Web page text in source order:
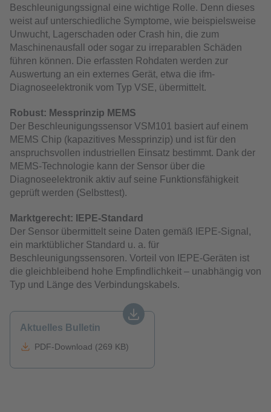
Beschleunigungssignal eine wichtige Rolle. Denn dieses
weist auf unterschiedliche Symptome, wie beispielsweise
Unwucht, Lagerschaden oder Crash hin, die zum
Maschinenausfall oder sogar zu irreparablen Schäden
führen können. Die erfassten Rohdaten werden zur
Auswertung an ein externes Gerät, etwa die ifm-
Diagnoseelektronik vom Typ VSE, übermittelt.
Robust: Messprinzip MEMS
Der Beschleunigungssensor VSM101 basiert auf einem
MEMS Chip (kapazitives Messprinzip) und ist für den
anspruchsvollen industriellen Einsatz bestimmt. Dank der
MEMS-Technologie kann der Sensor über die
Diagnoseelektronik aktiv auf seine Funktionsfähigkeit
geprüft werden (Selbsttest).
Marktgerecht: IEPE-Standard
Der Sensor übermittelt seine Daten gemäß IEPE-Signal,
ein marktüblicher Standard u. a. für
Beschleunigungssensoren. Vorteil von IEPE-Geräten ist
die gleichbleibend hohe Empfindlichkeit – unabhängig von
Typ und Länge des Verbindungskabels.
Aktuelles Bulletin
PDF-Download (269 KB)